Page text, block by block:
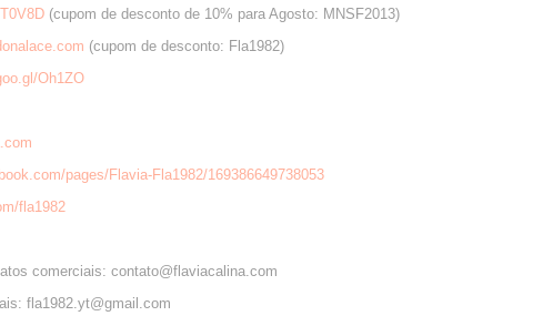
(cupom de desconto de 10% para Agosto: MNSF2013)
(cupom de desconto: Fla1982)
Oh1ZO
pages/Flavia-Fla1982/169386649738053
fla1982
comerciais: contato@flaviacalina.com
fla1982.yt@gmail.com